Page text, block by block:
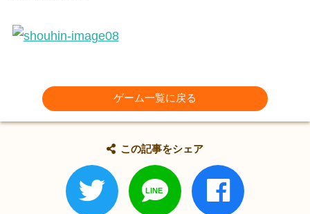
ゲーム一覧に戻る
この記事をシェア